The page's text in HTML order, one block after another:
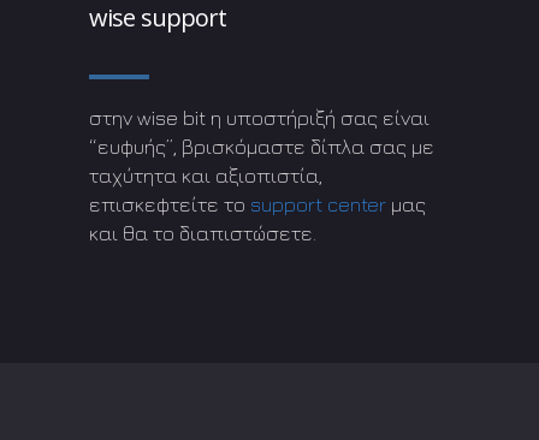
wise support
στην wise bit η υποστήριξή σας είναι
“ευφυής”, βρισκόμαστε δίπλα σας με
ταχύτητα και αξιοπιστία,
επισκεφτείτε το support center μας
και θα το διαπιστώσετε.